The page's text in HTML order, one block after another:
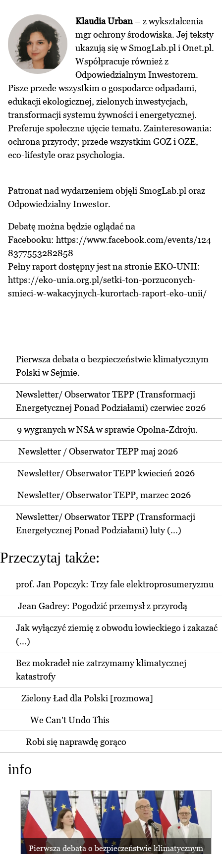
Klaudia Urban– z wykształcenia
mgr ochrony środowiska. Jej teksty
ukazują się w SmogLab.pl i Onet.pl.
Współpracuje również z
Odpowiedzialnym Inwestorem.
Pisze przede wszystkim o gospodarce odpadami,
edukacji ekologicznej, zielonych inwestycjach,
transformacji systemu żywności i energetycznej.
Preferuje społeczne ujęcie tematu. Zainteresowania:
ochrona przyrody; przede wszystkim GOZ i OZE,
eco-lifestyle oraz psychologia.
Patronat nad wydarzeniem objęli SmogLab.pl oraz
Odpowiedzialny Inwestor.
Debatę można będzie oglądać na
Facebooku: https://www.facebook.com/events/124
8377553282858
Pełny raport dostępny jest na stronie EKO-UNII:
https://eko-unia.org.pl/setki-ton-porzuconych-
smieci-w-wakacyjnych-kurortach-raport-eko-unii/
Pierwsza debata o bezpieczeństwie klimatycznym
Polski w Sejmie.
Newsletter/ Obserwator TEPP (Transformacji
Energetycznej Ponad Podziałami) czerwiec 2026
9 wygranych w NSA w sprawie Opolna-Zdroju.
Newsletter / Obserwator TEPP maj 2026
Newsletter/ Obserwator TEPP kwiecień 2026
Newsletter/ Obserwator TEPP, marzec 2026
Newsletter/ Obserwator TEPP (Transformacji
Energetycznej Ponad Podziałami) luty (...)
Przeczytaj także:
prof. Jan Popczyk: Trzy fale elektroprosumeryzmu
Jean Gadrey: Pogodzić przemysł z przyrodą
Jak wyłączyć ziemię z obwodu łowieckiego i zakazać
(...)
Bez mokradeł nie zatrzymamy klimatycznej
katastrofy
Zielony Ład dla Polski [rozmowa]
We Can't Undo This
Robi się naprawdę gorąco
info
Pierwsza debata o bezpieczeństwie klimatycznym